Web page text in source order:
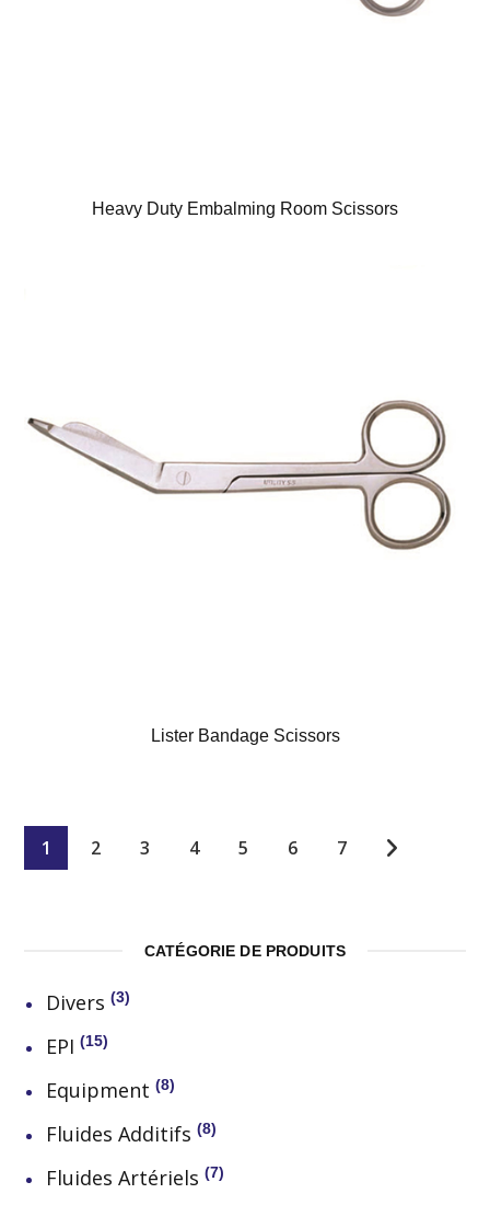
Heavy Duty Embalming Room Scissors
Lister Bandage Scissors
1 2 3 4 5 6 7
CATÉGORIE DE PRODUITS
Divers 3
EPI 15
Equipment 8
Fluides Additifs 8
Fluides Artériels 7